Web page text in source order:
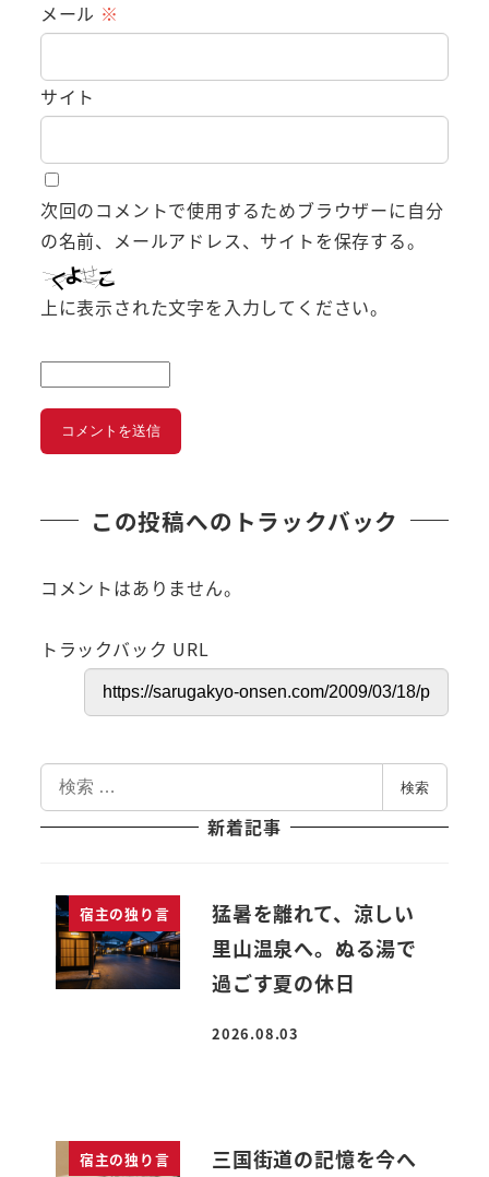
メール ※
サイト
次回のコメントで使用するためブラウザーに自分
の名前、メールアドレス、サイトを保存する。
上に表示された文字を入力してください。
この投稿へのトラックバック
コメントはありません。
トラックバック URL
索
検索
新着記事
宿主の独り言
猛暑を離れて、涼しい
里山温泉へ。ぬる湯で
過ごす夏の休日
投稿日
2026.08.03
宿主の独り言
三国街道の記憶を今へ